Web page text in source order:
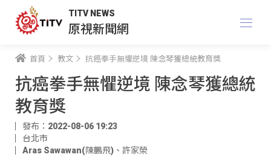
TITV NEWS
原視新聞網
首頁 教文 抗癌拳手無懼逆境 陳念琴獲總統教育獎
抗癌拳手無懼逆境 陳念琴獲總統
教育獎
發布：2022-08-06 19:23
台北市
Aras Sawawan(陳鵬飛) 、 許家榮